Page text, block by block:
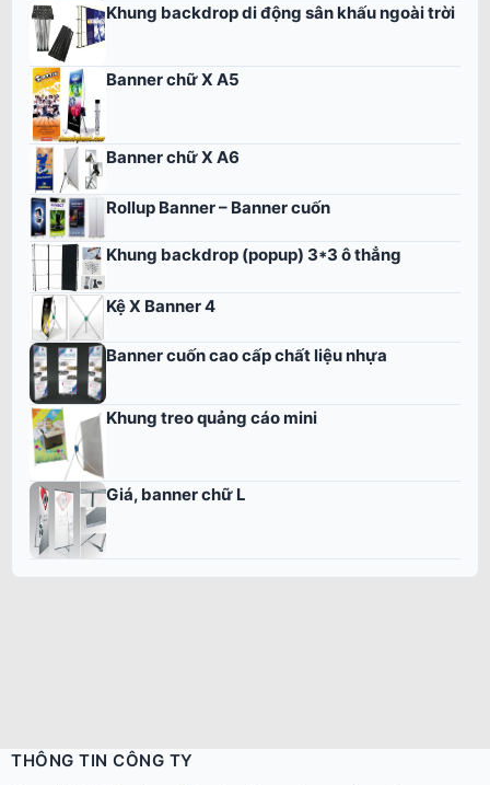
Khung backdrop di động sân khấu ngoài trời
Banner chữ X A5
Banner chữ X A6
Rollup Banner – Banner cuốn
Khung backdrop (popup) 3*3 ô thẳng
Kệ X Banner 4
Banner cuốn cao cấp chất liệu nhựa
Khung treo quảng cáo mini
Giá, banner chữ L
THÔNG TIN CÔNG TY